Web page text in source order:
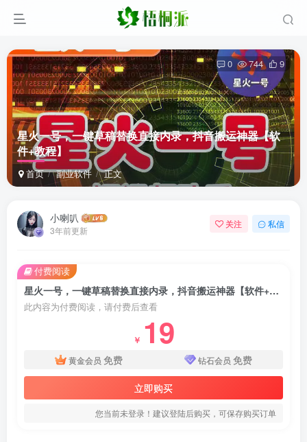
星火一号，一键草稿替换直接内录，抖音搬运神器【软
件+教程】
首页 副业软件 正文
0 744 9
小喇叭
3年前更新
关注 私信
星火一号，一键草稿替换直接内录，抖音搬运神器【软件+教程】
此内容为付费阅读，请付费后查看
￥ 19
黄金会员 免费 钻石会员 免费
立即购买
您当前未登录！建议登陆后购买，可保存购买订单
付费阅读